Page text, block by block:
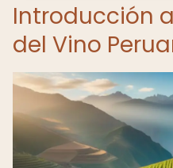
Introducción
del Vino